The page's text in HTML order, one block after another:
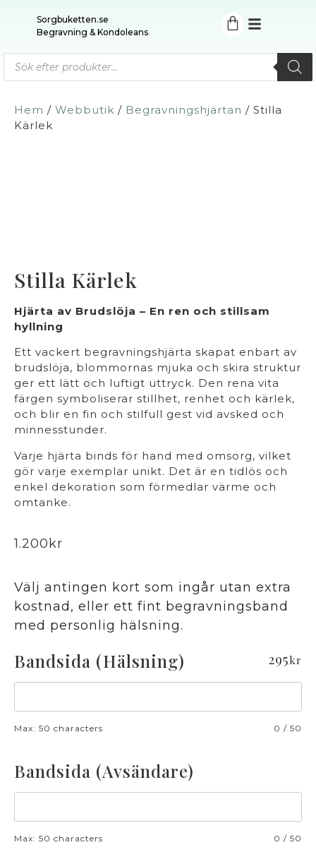
Sorgbuketten.se
Begravning & Kondoleans
Hem / Webbutik / Begravningshjärtan / Stilla
Kärlek
Stilla Kärlek
Hjärta av Brudslöja – En ren och stillsam
hyllning
Ett vackert begravningshjärta skapat enbart av
brudslöja, blommornas mjuka och skira struktur
ger ett lätt och luftigt uttryck. Den rena vita
färgen symboliserar stillhet, renhet och kärlek,
och blir en fin och stilfull gest vid avsked och
minnesstunder.
Varje hjärta binds för hand med omsorg, vilket
gör varje exemplar unikt. Det är en tidlös och
enkel dekoration som förmedlar värme och
omtanke.
1.200 kr
Välj antingen kort som ingår utan extra
kostnad, eller ett fint begravningsband
med personlig hälsning.
Bandsida (Hälsning) 295kr
0 / 50
Max: 50 characters
Bandsida (Avsändare)
0 / 50
Max: 50 characters